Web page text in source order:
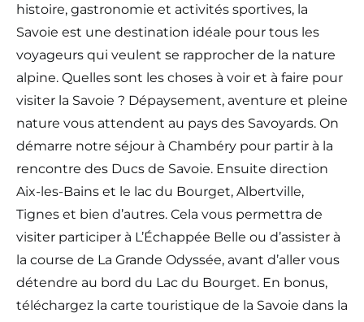
histoire, gastronomie et activités sportives, la
Savoie est une destination idéale pour tous les
voyageurs qui veulent se rapprocher de la nature
alpine. Quelles sont les choses à voir et à faire pour
visiter la Savoie ? Dépaysement, aventure et pleine
nature vous attendent au pays des Savoyards. On
démarre notre séjour à Chambéry pour partir à la
rencontre des Ducs de Savoie. Ensuite direction
Aix-les-Bains et le lac du Bourget, Albertville,
Tignes et bien d’autres. Cela vous permettra de
visiter participer à L’Échappée Belle ou d’assister à
la course de La Grande Odyssée, avant d’aller vous
détendre au bord du Lac du Bourget. En bonus,
téléchargez la carte touristique de la Savoie dans la